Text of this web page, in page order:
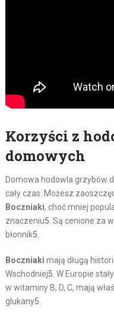
Korzyści z
domowych
Domowa hodowla grzybów
cały czas. Możesz
Boczniaki, choć mniej
znaczeniu5. Są cenione za
błonnik5.
Boczniaki mają długą
Wschodniej5. W Europie
w witaminy B, D, C, mają
glukany5.